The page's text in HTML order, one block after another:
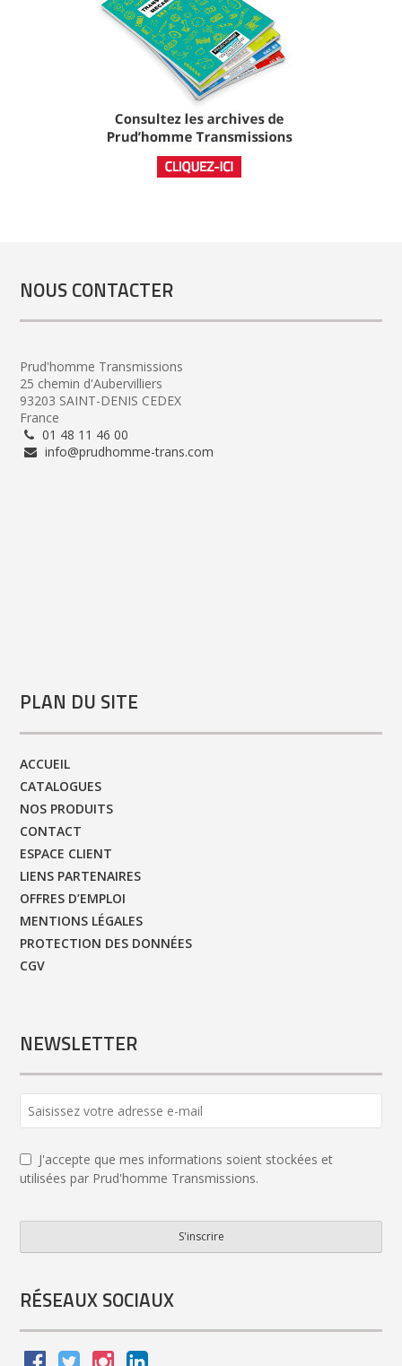
NOUS CONTACTER
Prud'homme Transmissions
25 chemin d'Aubervilliers
93203 SAINT-DENIS CEDEX
France
01 48 11 46 00
info@prudhomme-trans.com
PLAN DU SITE
ACCUEIL
CATALOGUES
NOS PRODUITS
CONTACT
ESPACE CLIENT
LIENS PARTENAIRES
OFFRES D’EMPLOI
MENTIONS LÉGALES
PROTECTION DES DONNÉES
CGV
NEWSLETTER
J'accepte que mes informations soient stockées et
utilisées par Prud'homme Transmissions.
S'inscrire
Website *
RÉSEAUX SOCIAUX